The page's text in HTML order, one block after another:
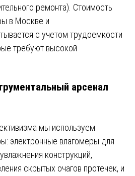
ремонта). Стоимость
в Москве и
с учетом трудоемкости
требуют высокой
арсенал
мы используем
электронные влагомеры для
конструкций,
скрытых очагов протечек, и